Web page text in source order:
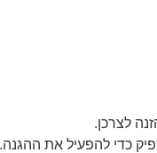
לצרכן.
כדי להפעיל את ההגנה.